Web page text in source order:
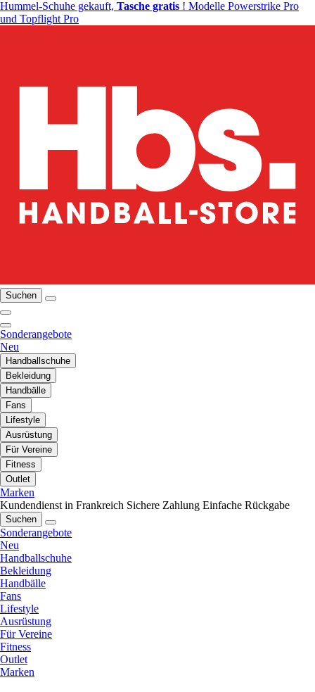
Hummel-Schuhe gekauft, Tasche gratis ! Modelle Powerstrike Pro
und Topflight Pro
Suchen
Sonderangebote
Neu
Handballschuhe
Bekleidung
Handbälle
Fans
Lifestyle
Ausrüstung
Für Vereine
Fitness
Outlet
Marken
Kundendienst in Frankreich Sichere Zahlung Einfache Rückgabe
Suchen
Sonderangebote
Neu
Handballschuhe
Bekleidung
Handbälle
Fans
Lifestyle
Ausrüstung
Für Vereine
Fitness
Outlet
Marken